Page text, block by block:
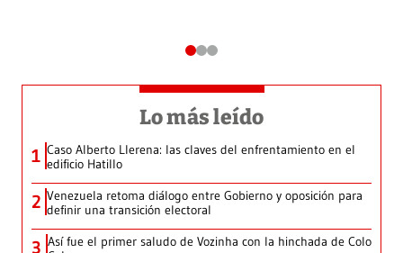
Lo más leído
1 Caso Alberto Llerena: las claves del enfrentamiento en el
edificio Hatillo
2 Venezuela retoma diálogo entre Gobierno y oposición para
definir una transición electoral
3 Así fue el primer saludo de Vozinha con la hinchada de Colo